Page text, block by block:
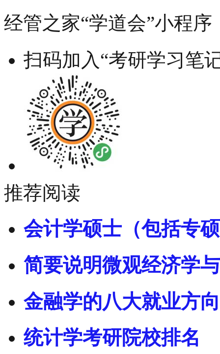
经管之家“学道会”小程序
扫码加入“考研学习笔
推荐阅读
会计学硕士（包括专
简要说明微观经济学
金融学的八大就业方
统计学考研院校排名